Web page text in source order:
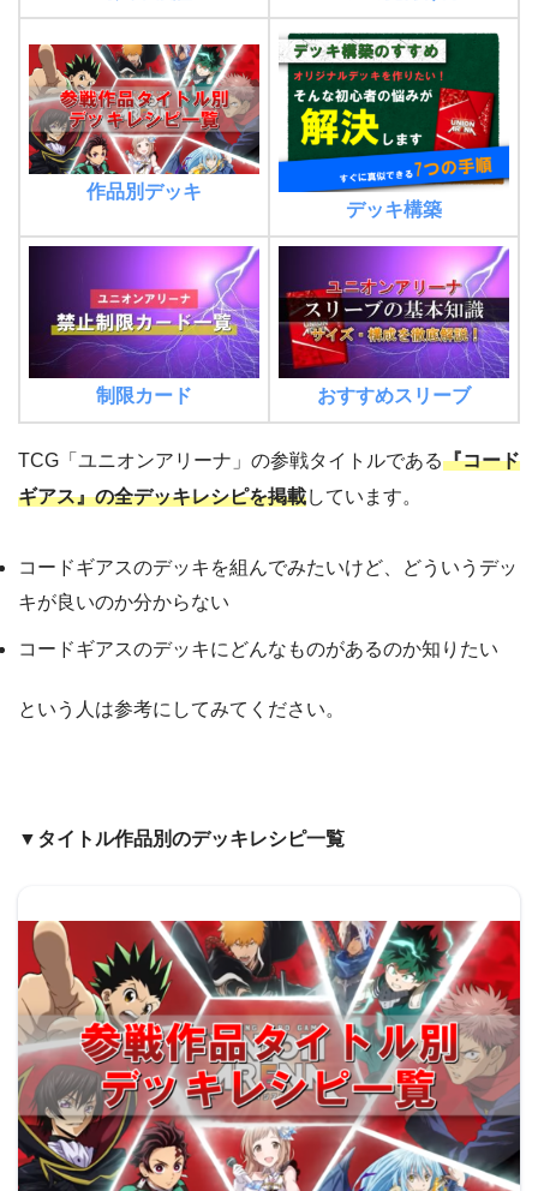
作品別デッキ
デッキ構築
制限カード おすすめスリーブ
TCG「ユニオンアリーナ」の参戦タイトルである『コード
ギアス』の全デッキレシピを掲載しています。
コードギアスのデッキを組んでみたいけど、どういうデッ
キが良いのか分からない
コードギアスのデッキにどんなものがあるのか知りたい
という人は参考にしてみてください。
▼タイトル作品別のデッキレシピ一覧